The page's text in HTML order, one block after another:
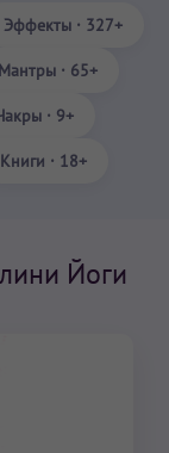
Эффекты · 327+
Мантры · 65+
· 9+
Книги · 18+
Йоги